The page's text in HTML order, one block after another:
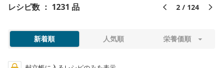
食事のお悩みに合わせて絞り込む
す。「人気順」「新着順」で並べ替えることはできません。
レシピ数 ： 1231 品 2 / 124
新着順 人気順 栄養価順